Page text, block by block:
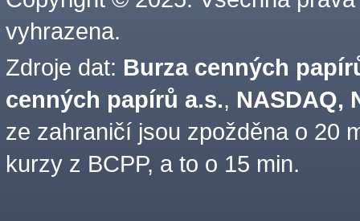
vyhrazena.
Zdroje dat: Burza cenných
cenných papírů a.s., NASDAQ,
ze zahraničí jsou zpožděna o 20
kurzy z BCPP, a to o 15 min.